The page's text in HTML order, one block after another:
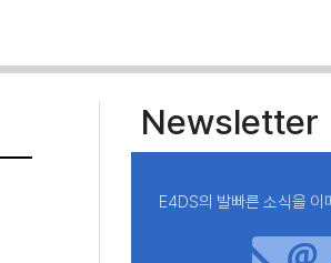
Newsletter
E4DS의 발빠른 소식을 이